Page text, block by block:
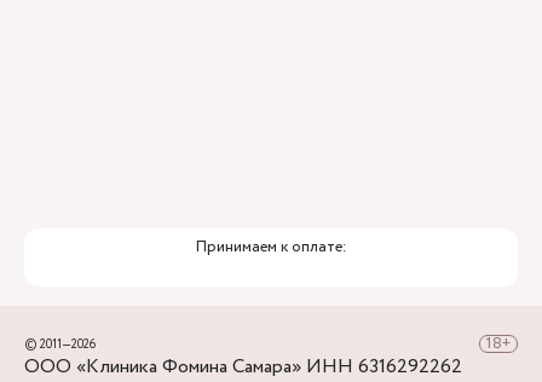
Принимаем к оплате:
© 2011—2026
ООО «Клиника Фомина Самара» ИНН 6316292262